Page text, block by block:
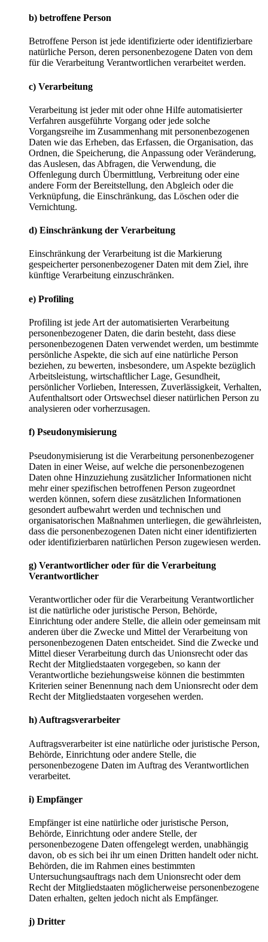
b) betroffene Person
Betroffene Person ist jede identifizierte oder identifizierbare
natürliche Person, deren personenbezogene Daten von dem
für die Verarbeitung Verantwortlichen verarbeitet werden.
c) Verarbeitung
Verarbeitung ist jeder mit oder ohne Hilfe automatisierter
Verfahren ausgeführte Vorgang oder jede solche
Vorgangsreihe im Zusammenhang mit personenbezogenen
Daten wie das Erheben, das Erfassen, die Organisation, das
Ordnen, die Speicherung, die Anpassung oder Veränderung,
das Auslesen, das Abfragen, die Verwendung, die
Offenlegung durch Übermittlung, Verbreitung oder eine
andere Form der Bereitstellung, den Abgleich oder die
Verknüpfung, die Einschränkung, das Löschen oder die
Vernichtung.
d) Einschränkung der Verarbeitung
Einschränkung der Verarbeitung ist die Markierung
gespeicherter personenbezogener Daten mit dem Ziel, ihre
künftige Verarbeitung einzuschränken.
e) Profiling
Profiling ist jede Art der automatisierten Verarbeitung
personenbezogener Daten, die darin besteht, dass diese
personenbezogenen Daten verwendet werden, um bestimmte
persönliche Aspekte, die sich auf eine natürliche Person
beziehen, zu bewerten, insbesondere, um Aspekte bezüglich
Arbeitsleistung, wirtschaftlicher Lage, Gesundheit,
persönlicher Vorlieben, Interessen, Zuverlässigkeit, Verhalten,
Aufenthaltsort oder Ortswechsel dieser natürlichen Person zu
analysieren oder vorherzusagen.
f) Pseudonymisierung
Pseudonymisierung ist die Verarbeitung personenbezogener
Daten in einer Weise, auf welche die personenbezogenen
Daten ohne Hinzuziehung zusätzlicher Informationen nicht
mehr einer spezifischen betroffenen Person zugeordnet
werden können, sofern diese zusätzlichen Informationen
gesondert aufbewahrt werden und technischen und
organisatorischen Maßnahmen unterliegen, die gewährleisten,
dass die personenbezogenen Daten nicht einer identifizierten
oder identifizierbaren natürlichen Person zugewiesen werden.
g) Verantwortlicher oder für die Verarbeitung
Verantwortlicher
Verantwortlicher oder für die Verarbeitung Verantwortlicher
ist die natürliche oder juristische Person, Behörde,
Einrichtung oder andere Stelle, die allein oder gemeinsam mit
anderen über die Zwecke und Mittel der Verarbeitung von
personenbezogenen Daten entscheidet. Sind die Zwecke und
Mittel dieser Verarbeitung durch das Unionsrecht oder das
Recht der Mitgliedstaaten vorgegeben, so kann der
Verantwortliche beziehungsweise können die bestimmten
Kriterien seiner Benennung nach dem Unionsrecht oder dem
Recht der Mitgliedstaaten vorgesehen werden.
h) Auftragsverarbeiter
Auftragsverarbeiter ist eine natürliche oder juristische Person,
Behörde, Einrichtung oder andere Stelle, die
personenbezogene Daten im Auftrag des Verantwortlichen
verarbeitet.
i) Empfänger
Empfänger ist eine natürliche oder juristische Person,
Behörde, Einrichtung oder andere Stelle, der
personenbezogene Daten offengelegt werden, unabhängig
davon, ob es sich bei ihr um einen Dritten handelt oder nicht.
Behörden, die im Rahmen eines bestimmten
Untersuchungsauftrags nach dem Unionsrecht oder dem
Recht der Mitgliedstaaten möglicherweise personenbezogene
Daten erhalten, gelten jedoch nicht als Empfänger.
j) Dritter